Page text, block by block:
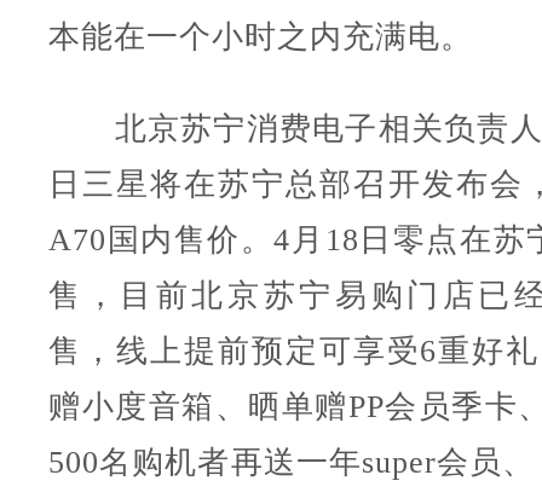
本能在一个小时之内充满电。
北京苏宁消费电子相关负责人
日三星将在苏宁总部召开发布会
A70国内售价。4月18日零点在苏
售，目前北京苏宁易购门店已
售，线上提前预定可享受6重好
赠小度音箱、晒单赠PP会员季卡
500名购机者再送一年super会员